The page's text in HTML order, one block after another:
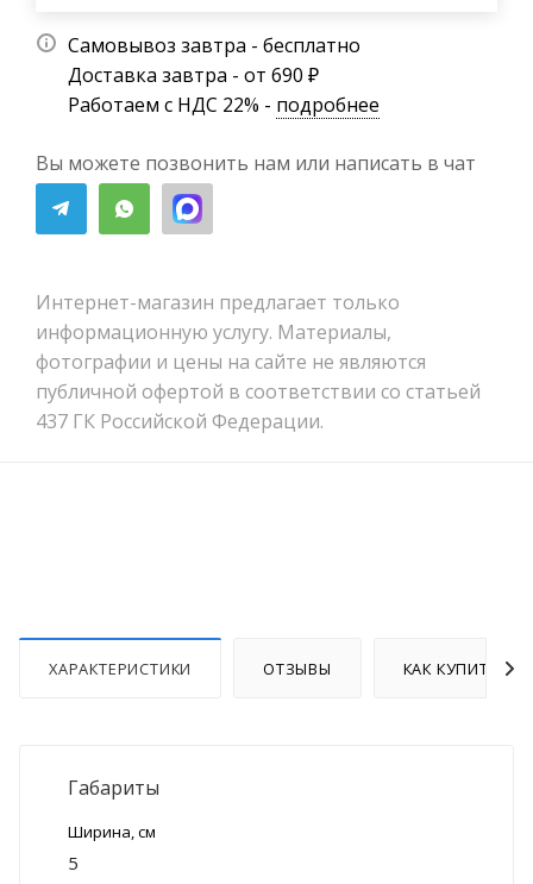
Самовывоз завтра - бесплатно
Доставка завтра - от 690 ₽
Работаем с НДС 22% - подробнее
Вы можете позвонить нам или написать в чат
Интернет-магазин предлагает только
информационную услугу. Материалы,
фотографии и цены на сайте не являются
публичной офертой в соответствии со статьей
437 ГК Российской Федерации.
ХАРАКТЕРИСТИКИ ОТЗЫВЫ КАК КУПИТЬ
Габариты
Ширина, см
5